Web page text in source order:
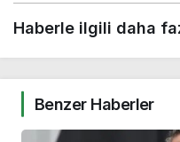
Haberle ilgili daha
Benzer Haberler